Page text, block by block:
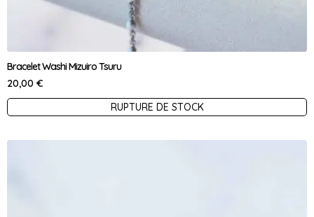
Bracelet Washi Mizuiro Tsuru
20,00 €
RUPTURE DE STOCK
Ce
a